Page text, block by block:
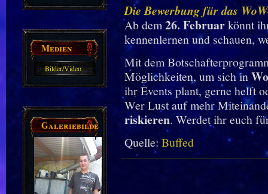
Guides
Medien
Bilder/Video
Galeriebilder
Die Bewerbung für das
Ab dem26. Februarkönnt
kennenlernen und schauen,
Mit dem
Möglichkeiten, um sich in
ihr Events plant, gerne helft
Wer Lust auf mehr
riskieren. Werdet ihr euch
Quelle: Buffed